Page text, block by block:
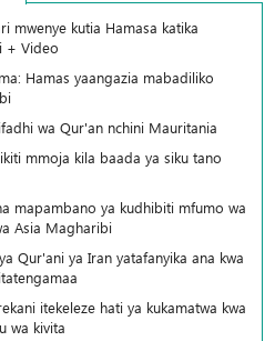
mwenye kutia Hamasa katika
+ Video
Hamas yaangazia mabadiliko
wa Qur'an nchini Mauritania
mmoja kila baada ya siku tano
mapambano ya kudhibiti mfumo wa
Asia Magharibi
Qur'ani ya Iran yatafanyika ana kwa
itekeleze hati ya kukamatwa kwa
wa kivita